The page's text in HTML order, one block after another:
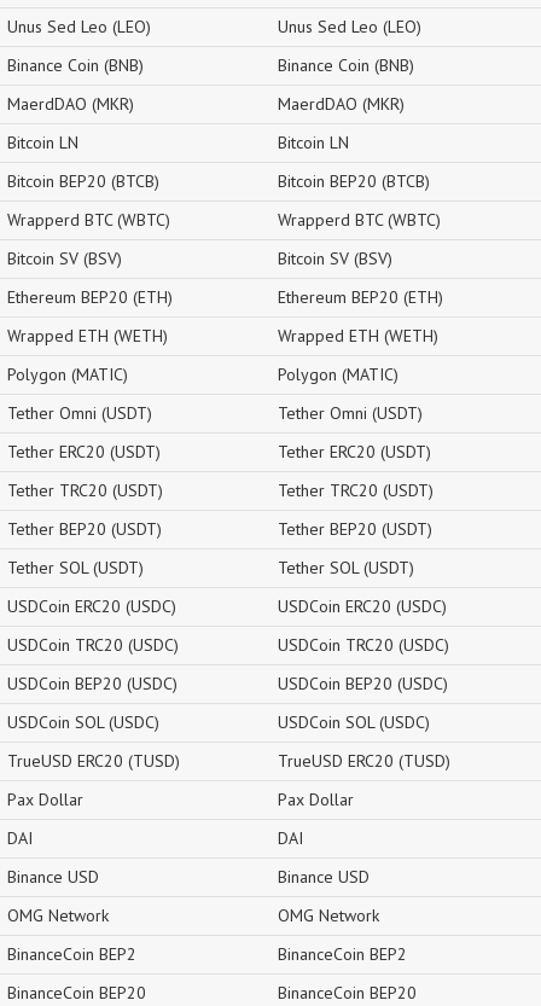
Unus Sed Leo (LEO)
Binance Coin (BNB)
MaerdDAO (MKR)
Bitcoin LN
Bitcoin BEP20 (BTCB)
Wrapperd BTC (WBTC)
Bitcoin SV (BSV)
Ethereum BEP20 (ETH)
Wrapped ETH (WETH)
Polygon (MATIC)
Tether Omni (USDT)
Tether ERC20 (USDT)
Tether TRC20 (USDT)
Tether BEP20 (USDT)
Tether SOL (USDT)
USDCoin ERC20 (USDC)
USDCoin TRC20 (USDC)
USDCoin BEP20 (USDC)
USDCoin SOL (USDC)
TrueUSD ERC20 (TUSD)
Pax Dollar
DAI
Binance USD
OMG Network
BinanceCoin BEP2
BinanceCoin BEP20
Unus Sed Leo (LEO)
Binance Coin (BNB)
MaerdDAO (MKR)
Bitcoin LN
Bitcoin BEP20 (BTCB)
Wrapperd BTC (WBTC)
Bitcoin SV (BSV)
Ethereum BEP20 (ETH)
Wrapped ETH (WETH)
Polygon (MATIC)
Tether Omni (USDT)
Tether ERC20 (USDT)
Tether TRC20 (USDT)
Tether BEP20 (USDT)
Tether SOL (USDT)
USDCoin ERC20 (USDC)
USDCoin TRC20 (USDC)
USDCoin BEP20 (USDC)
USDCoin SOL (USDC)
TrueUSD ERC20 (TUSD)
Pax Dollar
DAI
Binance USD
OMG Network
BinanceCoin BEP2
BinanceCoin BEP20